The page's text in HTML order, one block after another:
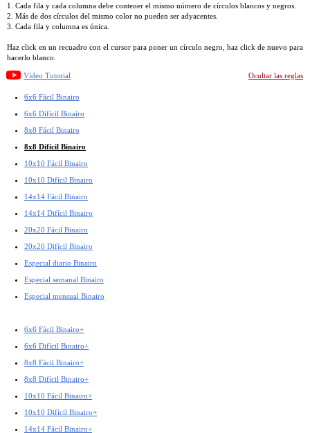
1. Cada fila y cada columna debe contener el mismo número de círculos blancos y negros.
2. Más de dos círculos del mismo color no pueden ser adyacentes.
3. Cada fila y columna es única.
Haz click en un recuadro con el cursor para poner un círculo negro, haz click de nuevo para
hacerlo blanco.
Vídeo Tutorial Ocultar las reglas
6x6 Fácil Binairo
6x6 Difícil Binairo
8x8 Fácil Binairo
8x8 Difícil Binairo
10x10 Fácil Binairo
10x10 Difícil Binairo
14x14 Fácil Binairo
14x14 Difícil Binairo
20x20 Fácil Binairo
20x20 Difícil Binairo
Especial diario Binairo
Especial semanal Binairo
Especial mensual Binairo
6x6 Fácil Binairo+
6x6 Difícil Binairo+
8x8 Fácil Binairo+
8x8 Difícil Binairo+
10x10 Fácil Binairo+
10x10 Difícil Binairo+
14x14 Fácil Binairo+